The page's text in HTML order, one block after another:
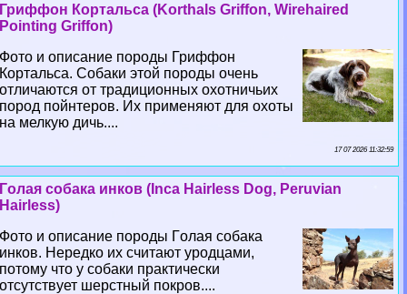
Гриффон Кортальса (Korthals Griffon, Wirehaired
Pointing Griffon)
Фото и описание породы Гриффон
Кортальса. Собаки этой породы очень
отличаются от традиционных охотничьих
пород пойнтеров. Их применяют для охоты
на мелкую дичь....
17 07 2026 11:32:59
Гoлая собака инков (Inca Hairless Dog, Peruvian
Hairless)
Фото и описание породы Гoлая собака
инков. Нередко их считают уpoдцами,
потому что у собаки пpaктически
отсутствует шерстный покров....